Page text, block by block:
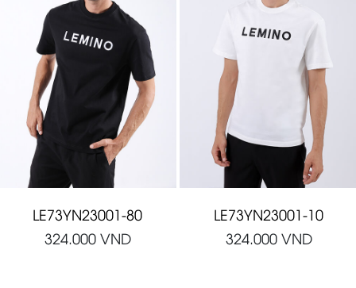
LE73YN23001-80
324.000VND
LE73YN23001-10
324.000VND